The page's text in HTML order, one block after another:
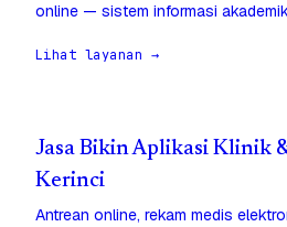
online — sistem informasi
Lihat layanan →
Jasa Bikin Aplikasi Klinik
Kerinci
Antrean online, rekam medis